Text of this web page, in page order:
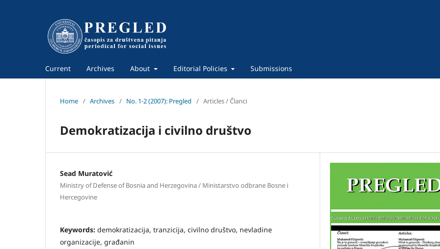
Current Archives About Editorial Policies Submissions
Home / Archives / No. 1-2 (2007): Pregled / Articles / Članci
Demokratizacija i civilno društvo
Sead Muratović
Ministry of Defense of Bosnia and Herzegovina / Ministarstvo odbrane Bosne i
Hercegovine
Keywords: demokratizacija, tranzicija, civilno društvo, nevladine
organizacije, građanin